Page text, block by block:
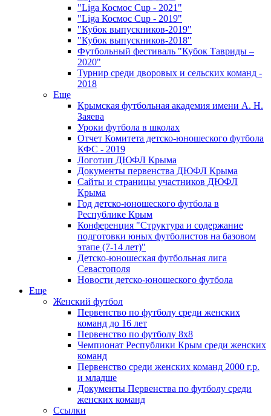
"Liga Космос Cup - 2021"
"Liga Космос Cup - 2019"
"Кубок выпускников-2019"
"Кубок выпускников-2018"
Футбольный фестиваль "Кубок Тавриды –
2020"
Турнир среди дворовых и сельских команд -
2018
Еще
Крымская футбольная академия имени А. Н.
Заяева
Уроки футбола в школах
Отчет Комитета детско-юношеского футбола
КФС - 2019
Логотип ДЮФЛ Крыма
Документы первенства ДЮФЛ Крыма
Сайты и страницы участников ДЮФЛ
Крыма
Год детско-юношеского футбола в
Республике Крым
Конференция "Структура и содержание
подготовки юных футболистов на базовом
этапе (7-14 лет)"
Детско-юношеская футбольная лига
Севастополя
Новости детско-юношеского футбола
Еще
Женский футбол
Первенство по футболу среди женских
команд до 16 лет
Первенство по футболу 8х8
Чемпионат Республики Крым среди женских
команд
Первенство среди женских команд 2000 г.р.
и младше
Документы Первенства по футболу среди
женских команд
Ссылки